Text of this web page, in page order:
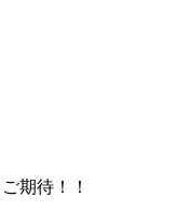
期待！！